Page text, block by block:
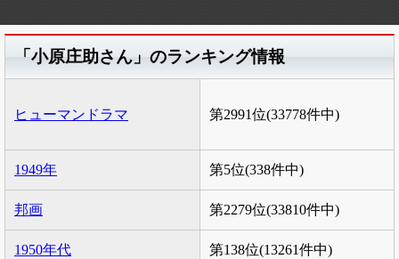
「小原庄助さん」のランキング情報
ヒューマンドラマ 第2991位(33778件中)
1949年 第5位(338件中)
邦画 第2279位(33810件中)
1950年代 第138位(13261件中)